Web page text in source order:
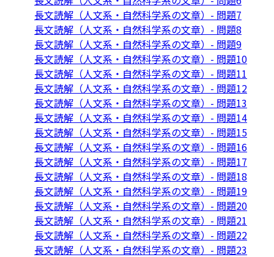
長文読解（人文系・自然科学系の文章）- 問題7
長文読解（人文系・自然科学系の文章）- 問題8
長文読解（人文系・自然科学系の文章）- 問題9
長文読解（人文系・自然科学系の文章）- 問題10
長文読解（人文系・自然科学系の文章）- 問題11
長文読解（人文系・自然科学系の文章）- 問題12
長文読解（人文系・自然科学系の文章）- 問題13
長文読解（人文系・自然科学系の文章）- 問題14
長文読解（人文系・自然科学系の文章）- 問題15
長文読解（人文系・自然科学系の文章）- 問題16
長文読解（人文系・自然科学系の文章）- 問題17
長文読解（人文系・自然科学系の文章）- 問題18
長文読解（人文系・自然科学系の文章）- 問題19
長文読解（人文系・自然科学系の文章）- 問題20
長文読解（人文系・自然科学系の文章）- 問題21
長文読解（人文系・自然科学系の文章）- 問題22
長文読解（人文系・自然科学系の文章）- 問題23